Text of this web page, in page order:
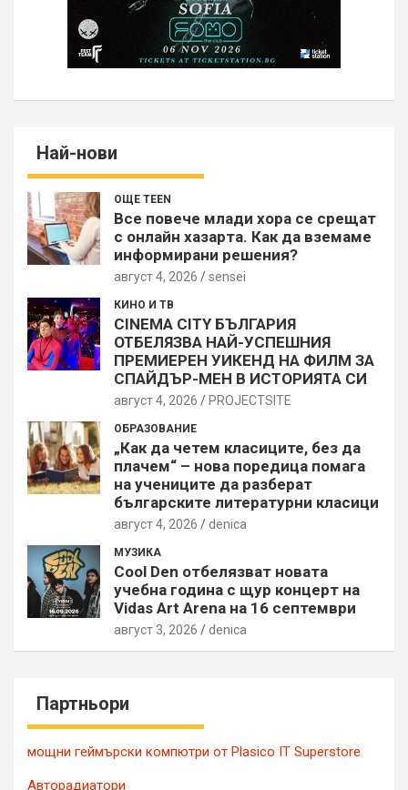
Най-нови
ОЩЕ TEEN
Все повече млади хора се срещат
с онлайн хазарта. Как да вземаме
информирани решения?
август 4, 2026 sensei
КИНО И ТВ
CINEMA CITY БЪЛГАРИЯ
ОТБЕЛЯЗВА НАЙ-УСПЕШНИЯ
ПРЕМИЕРЕН УИКЕНД НА ФИЛМ ЗА
СПАЙДЪР-МЕН В ИСТОРИЯТА СИ
август 4, 2026 PROJECTSITЕ
ОБРАЗОВАНИЕ
„Как да четем класиците, без да
плачем“ – нова поредица помага
на учениците да разберат
българските литературни класици
август 4, 2026 denica
МУЗИКА
Cool Den отбелязват новата
учебна година с щур концерт на
Vidas Art Arena на 16 септември
август 3, 2026 denica
Партньори
мощни геймърски компютри от Plasico IT Superstore
Авторадиатори